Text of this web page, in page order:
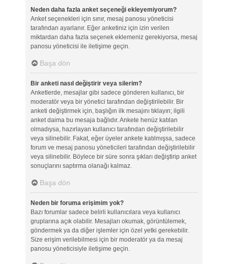
Neden daha fazla anket seçeneği ekleyemiyorum?
Anket seçenekleri için sınır, mesaj panosu yöneticisi
tarafından ayarlanır. Eğer anketiniz için izin verilen
miktardan daha fazla seçenek eklemeniz gerekiyorsa, mesaj
panosu yöneticisi ile iletişime geçin.
Başa dön
Bir anketi nasıl değiştirir veya silerim?
Anketlerde, mesajlar gibi sadece gönderen kullanıcı, bir
moderatör veya bir yönetici tarafından değiştirilebilir. Bir
anketi değiştirmek için, başlığın ilk mesajını tıklayın; ilgili
anket daima bu mesaja bağlıdır. Ankete henüz katılan
olmadıysa, hazırlayan kullanıcı tarafından değiştirilebilir
veya silinebilir. Fakat, eğer üyeler ankete katılmışsa, sadece
forum ve mesaj panosu yöneticileri tarafından değiştirilebilir
veya silinebilir. Böylece bir süre sonra şıkları değiştirip anket
sonuçlarını saptırma olanağı kalmaz.
Başa dön
Neden bir foruma erişimim yok?
Bazı forumlar sadece belirli kullanıcılara veya kullanıcı
gruplarına açık olabilir. Mesajları okumak, görüntülemek,
göndermek ya da diğer işlemler için özel yetki gerekebilir.
Size erişim verilebilmesi için bir moderatör ya da mesaj
panosu yöneticisiyle iletişime geçin.